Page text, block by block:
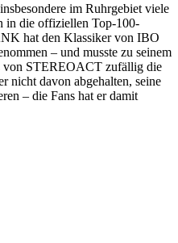
im Ruhrgebiet viele
in die offiziellen Top-100-
hat den Klassiker von IBO
– und musste zu seinem
von STEREOACT zufällig die
nicht davon abgehalten, seine
– die Fans hat er damit